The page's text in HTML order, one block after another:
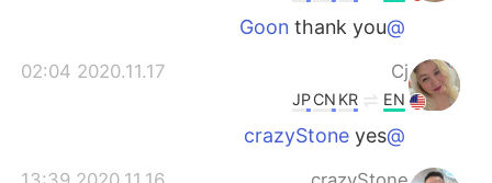
@Goon
thank you
Cj
2020.11.17 02:04
EN
KR
CN
JP
@crazyStone
yes